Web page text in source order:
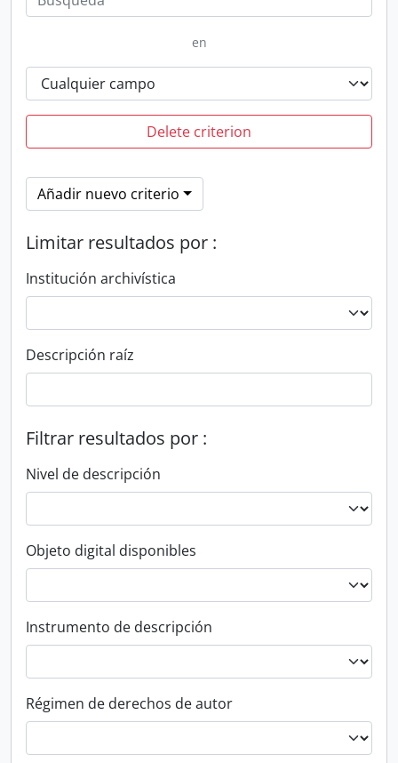
en
Delete criterion
Añadir nuevo criterio
Limitar resultados por :
Institución archivística
Descripción raíz
Filtrar resultados por :
Nivel de descripción
Objeto digital disponibles
Instrumento de descripción
Régimen de derechos de autor